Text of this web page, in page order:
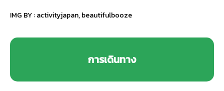
IMG BY :activityjapan,beautifulbooze
การเดินทาง